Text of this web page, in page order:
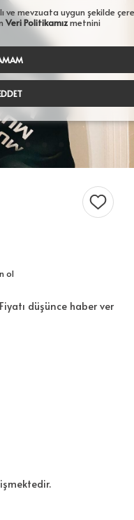
ol
Fiyatı düşünce haber ver
ve mevzuata uygun şekilde
Veri Politikamızmetnini